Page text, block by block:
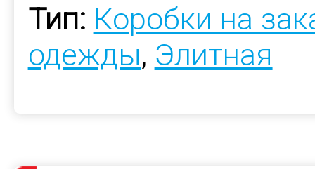
Тип: Коробки на
одежды, Элитная